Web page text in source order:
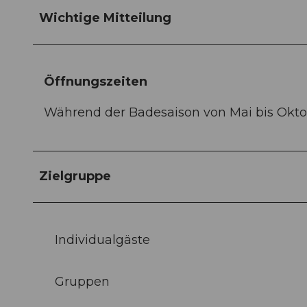
Wichtige Mitteilung
Öffnungszeiten
Während der Badesaison von Mai bis
Zielgruppe
Individualgäste
Gruppen